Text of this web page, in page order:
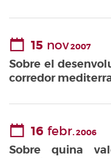
15 nov2007
Sobre el
corredor
16 febr.2006
Sobre quina